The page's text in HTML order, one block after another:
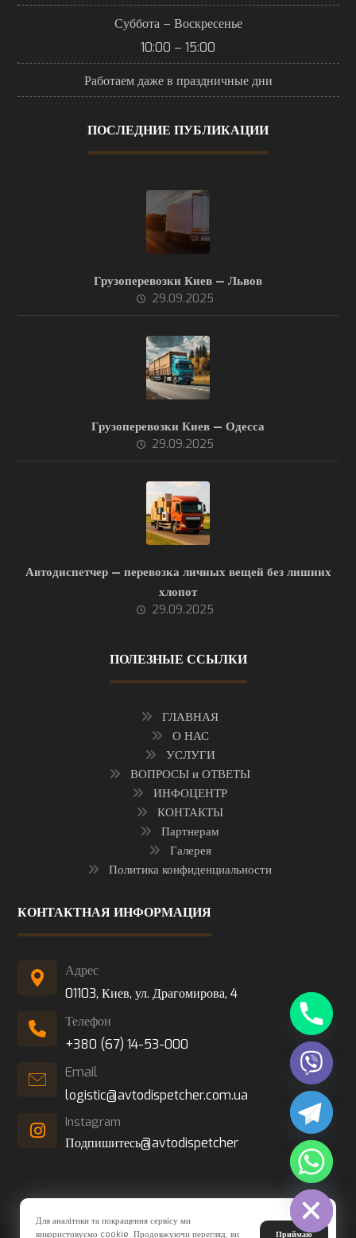
Суббота – Воскресенье
10:00 – 15:00
Работаем даже в праздничные дни
ПОСЛЕДНИЕ ПУБЛИКАЦИИ
Грузоперевозки Киев — Львов
29.09.2025
Грузоперевозки Киев — Одесса
29.09.2025
Автодиспетчер — перевозка личных вещей без лишних
хлопот
29.09.2025
ПОЛЕЗНЫЕ ССЫЛКИ
ГЛАВНАЯ
О НАС
УСЛУГИ
ВОПРОСЫ и ОТВЕТЫ
ИНФОЦЕНТР
КОНТАКТЫ
Партнерам
Галерея
Политика конфиденциальности
КОНТАКТНАЯ ИНФОРМАЦИЯ
Адрес
01103, Киев, ул. Драгомирова, 4
Телефон
+380 (67) 14-53-000
Email
logistic@avtodispetcher.com.ua
Instagram
Подпишитесь@avtodispetcher
Для аналітики та покращення сервісу ми
використовуємо cookie. Продовжуючи перегляд, ви
Приймаю
Hide chaty